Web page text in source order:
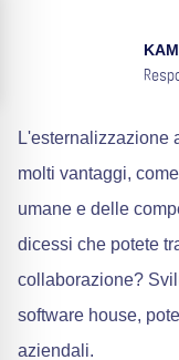
L'esternalizzazione
molti vantaggi,
umane e delle
dicessi che potete
collaborazione?
software house,
aziendali.